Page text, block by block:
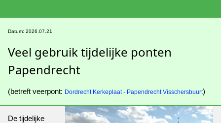
Datum: 2026.07.21
Veel gebruik tijdelijke ponten
Papendrecht
(betreft veerpont: Dordrecht Kerkeplaat - Papendrecht Visschersbuurt)
De tijdelijke